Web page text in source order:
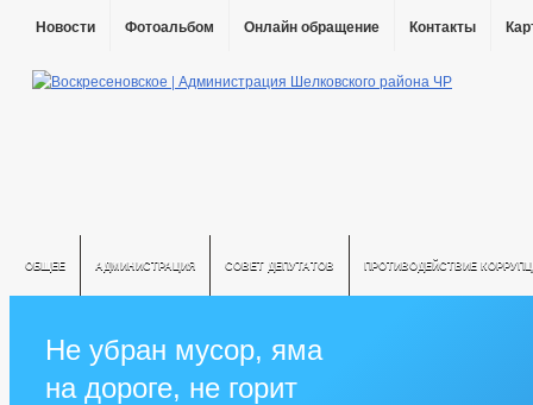
Новости Фотоальбом Онлайн обращение Контакты
ОБЩЕЕ АДМИНИСТРАЦИЯ СОВЕТ ДЕПУТАТОВ ПРОТИВОДЕЙСТВИЕ
Не убран мусор, яма
на дороге, не горит